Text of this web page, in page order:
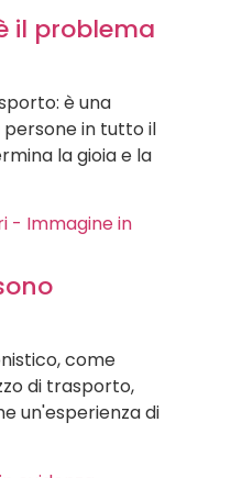
il problema
è una
persone in tutto il
la gioia e la
come
di trasporto,
un'esperienza di